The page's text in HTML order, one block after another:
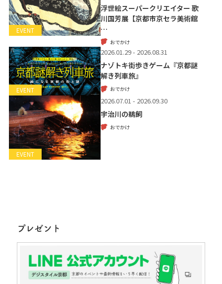
EVENT
浮世絵スーパークリエイター 歌
川国芳展【京都市京セラ美術館
…
おでかけ
EVENT
2026.01.29 - 2026.08.31
ナゾトキ街歩きゲーム『京都謎
解き列車旅』
おでかけ
EVENT
2026.07.01 - 2026.09.30
宇治川の鵜飼
おでかけ
プレゼント